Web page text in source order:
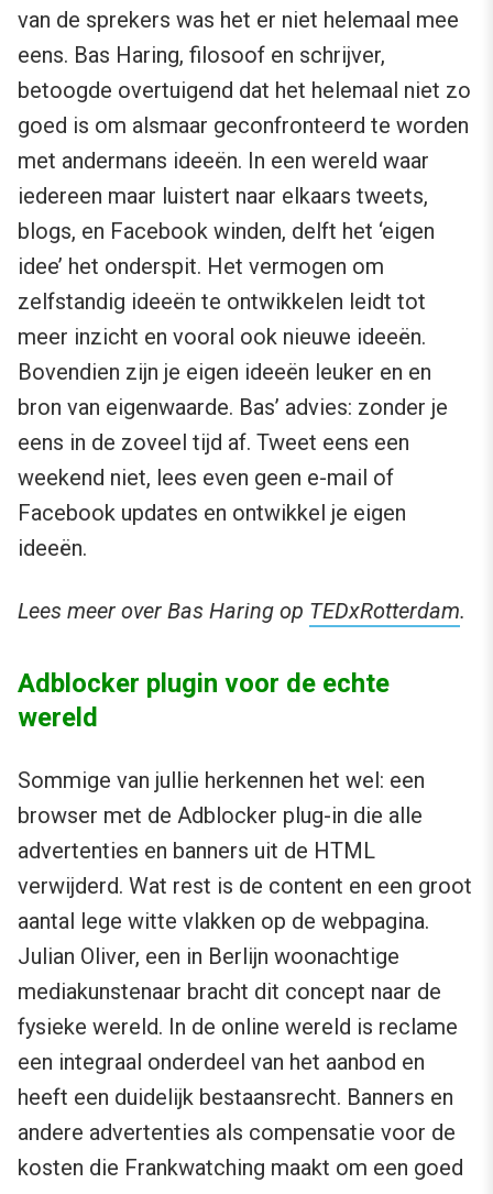
van de sprekers was het er niet helemaal mee
eens. Bas Haring, filosoof en schrijver,
betoogde overtuigend dat het helemaal niet zo
goed is om alsmaar geconfronteerd te worden
met andermans ideeën. In een wereld waar
iedereen maar luistert naar elkaars tweets,
blogs, en Facebook winden, delft het ‘eigen
idee’ het onderspit. Het vermogen om
zelfstandig ideeën te ontwikkelen leidt tot
meer inzicht en vooral ook nieuwe ideeën.
Bovendien zijn je eigen ideeën leuker en en
bron van eigenwaarde. Bas’ advies: zonder je
eens in de zoveel tijd af. Tweet eens een
weekend niet, lees even geen e-mail of
Facebook updates en ontwikkel je eigen
ideeën.
Lees meer over Bas Haring op TEDxRotterdam.
Adblocker plugin voor de echte
wereld
Sommige van jullie herkennen het wel: een
browser met de Adblocker plug-in die alle
advertenties en banners uit de HTML
verwijderd. Wat rest is de content en een groot
aantal lege witte vlakken op de webpagina.
Julian Oliver, een in Berlijn woonachtige
mediakunstenaar bracht dit concept naar de
fysieke wereld. In de online wereld is reclame
een integraal onderdeel van het aanbod en
heeft een duidelijk bestaansrecht. Banners en
andere advertenties als compensatie voor de
kosten die Frankwatching maakt om een goed